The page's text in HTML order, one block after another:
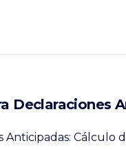
Declaraciones
Anticipadas: